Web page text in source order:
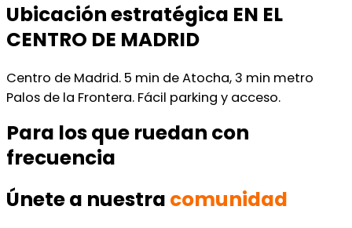
Ubicación estratégica EN EL
CENTRO DE MADRID
Centro de Madrid. 5 min de Atocha, 3 min metro
Palos de la Frontera. Fácil parking y acceso.
Para los que ruedan con
frecuencia
Únete a nuestra comunidad